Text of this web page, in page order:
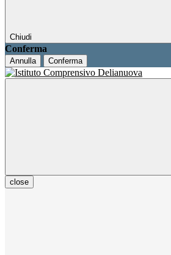
Chiudi
Conferma
Annulla Conferma
close